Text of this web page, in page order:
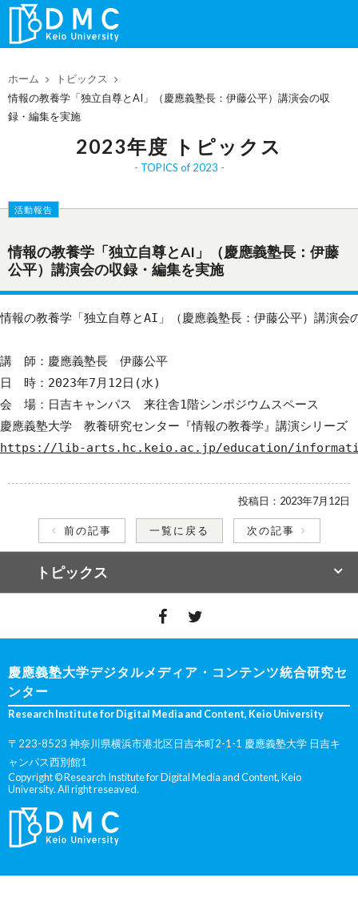
ホーム
トピックス
情報の教養学「独立自尊とAI」（慶應義塾長：伊藤公平）講演会の収
録・編集を実施
2023年度 トピックス
TOPICS of 2023
活動報告
情報の教養学「独立自尊とAI」（慶應義塾長：伊藤
公平）講演会の収録・編集を実施
情報の教養学「独立自尊とAI」（慶應義塾長：伊藤公平）講演会
講　師：慶應義塾長　伊藤公平
日　時：2023年7月12日(水)
会　場：日吉キャンパス　来往舎1階シンポジウムスペース
https://lib-arts.hc.keio.ac.jp/education/
投稿日： 2023年7月12日
前の記事 一覧に戻る 次の記事
トピックス
慶應義塾大学デジタルメディア・コンテンツ統合研究セ
ンター
Research Institute for Digital Media and Content, Keio University
〒223-8523 神奈川県横浜市港北区日吉本町2-1-1 慶應義塾大学 日吉キ
ャンパス西別館1
Copyright © Research Institute for Digital Media and Content, Keio
University. All right reseaved.